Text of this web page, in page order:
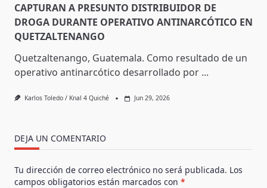
CAPTURAN A PRESUNTO DISTRIBUIDOR DE
DROGA DURANTE OPERATIVO ANTINARCÓTICO EN
QUETZALTENANGO
Quetzaltenango, Guatemala. Como resultado de un
operativo antinarcótico desarrollado por ...
Karlos Toledo / Knal 4 Quiché Jun 29, 2026
DEJA UN COMENTARIO
Tu dirección de correo electrónico no será publicada. Los
campos obligatorios están marcados con *